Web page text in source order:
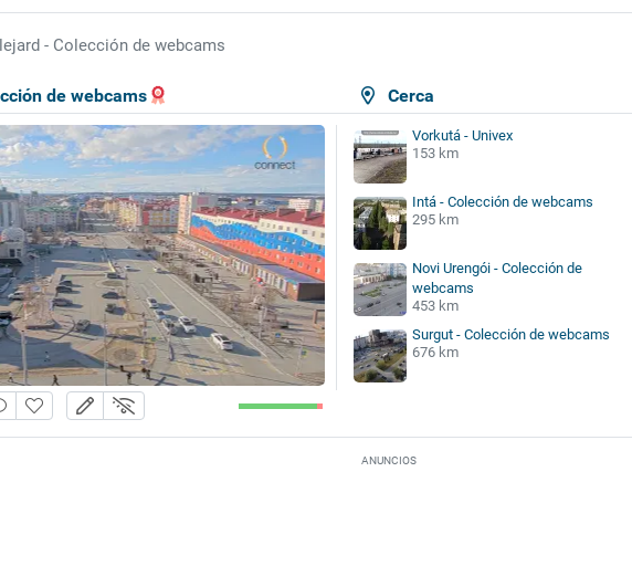
- Colección de webcams
Cerca
de webcams
Vorkutá - Univex
153 km
Intá - Colección de webcams
295 km
Novi Urengói - Colección de
webcams
453 km
Surgut - Colección de webcams
676 km
ANUNCIOS